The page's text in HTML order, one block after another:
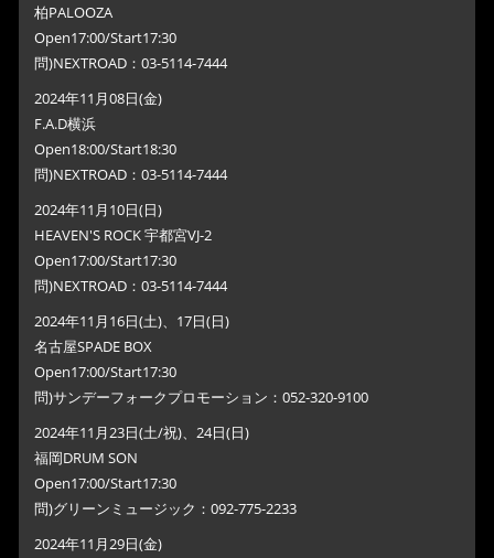
柏PALOOZA
Open17:00/Start17:30
問)NEXTROAD：03-5114-7444
2024年11月08日(金)
F.A.D横浜
Open18:00/Start18:30
問)NEXTROAD：03-5114-7444
2024年11月10日(日)
HEAVEN'S ROCK 宇都宮VJ-2
Open17:00/Start17:30
問)NEXTROAD：03-5114-7444
2024年11月16日(土)、17日(日)
名古屋SPADE BOX
Open17:00/Start17:30
問)サンデーフォークプロモーション：052-320-9100
2024年11月23日(土/祝)、24日(日)
福岡DRUM SON
Open17:00/Start17:30
問)グリーンミュージック：092-775-2233
2024年11月29日(金)